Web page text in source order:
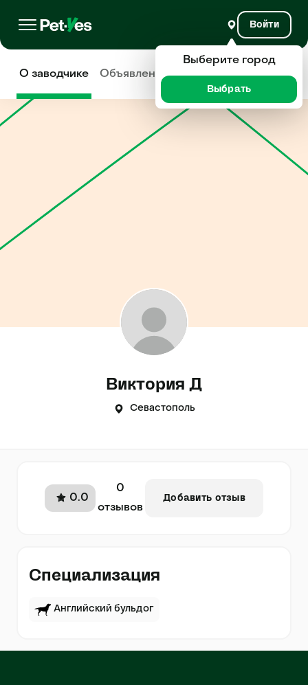
Войти
О заводчике Объявления Отзывы
Виктория Д
Севастополь
0.0
0
отзывов
Добавить отзыв
Специализация
Английский бульдог
Выберите город
Выбрать